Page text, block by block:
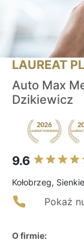
LAUREAT
Auto Max
Dzikiewicz
9.6
Kołobrzeg,
Pokaż
O firmie: